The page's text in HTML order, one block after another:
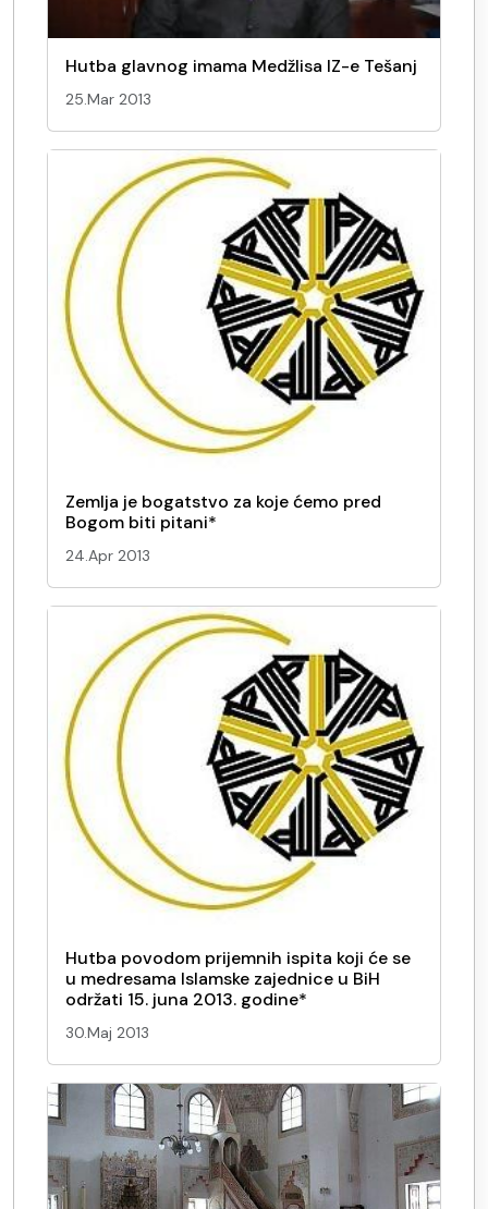
Hutba glavnog imama Medžlisa IZ-e Tešanj
25.Mar 2013
Zemlja je bogatstvo za koje ćemo pred
Bogom biti pitani*
24.Apr 2013
Hutba povodom prijemnih ispita koji će se
u medresama Islamske zajednice u BiH
održati 15. juna 2013. godine*
30.Maj 2013